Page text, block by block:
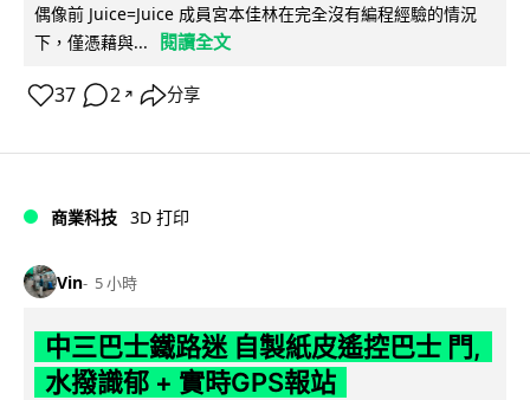
偶像前 Juice=Juice 成員宮本佳林在完全沒有編程經驗的情況
下，僅憑藉與...
閱讀全文
37 2 ↗ 分享
商業科技 3D 打印
Vin 5 小時
中三巴士鐵路迷 自製紙皮遙控巴士 門,
水撥識郁 + 實時GPS報站